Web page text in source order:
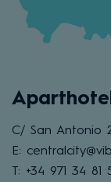
C/ San Antonio
E:
T: +34 971 34 81